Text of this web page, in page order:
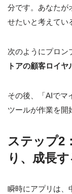
分です。あなたが
せたいと考えてい
次のようにプロン
トアの顧客ロイヤ
その後、「AIでマ
ツールが作業を開
ステップ2
り、成長
瞬時にアプリは、